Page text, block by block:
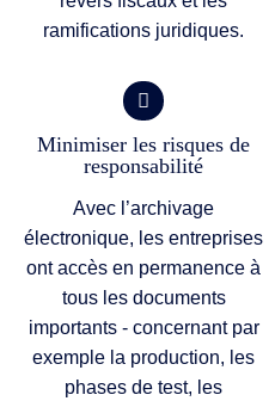
ramifications juridiques.
Minimiser les risques de
responsabilité
Avec l’archivage
électronique, les entreprises
ont accès en permanence à
tous les documents
importants - concernant par
exemple la production, les
phases de test, les